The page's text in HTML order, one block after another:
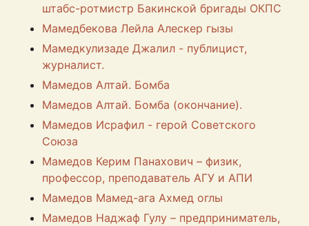
штабс-ротмистр Бакинской бригады ОКПС
Мамедбекова Лейла Алескер гызы
Мамедкулизаде Джалил - публицист,
журналист.
Мамедов Алтай. Бомба
Мамедов Алтай. Бомба (окончание).
Мамедов Исрафил - герой Советского
Союза
Мамедов Керим Панахович – физик,
профессор, преподаватель АГУ и АПИ
Мамедов Мамед-ага Ахмед оглы
Мамедов Наджаф Гулу – предприниматель,